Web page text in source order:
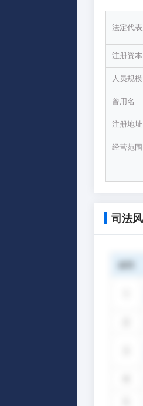
法定代表
注册资本
人员规模
曾用名
注册地址
经营范围
司法